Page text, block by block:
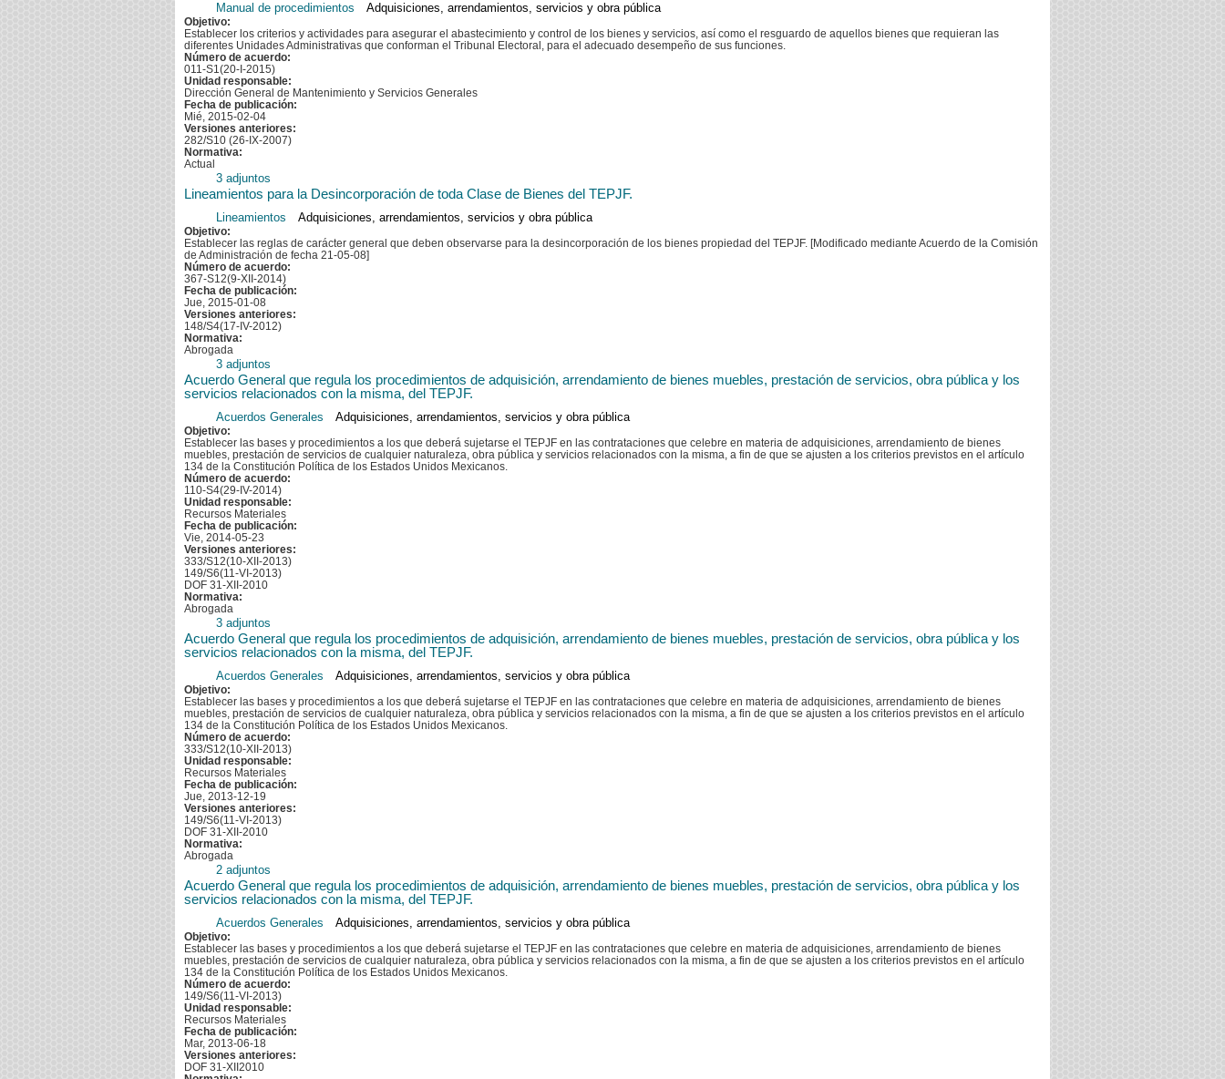
Manual de procedimientos Adquisiciones, arrendamientos, servicios y obra pública
Objetivo:
Establecer los criterios y actividades para asegurar el abastecimiento y control de los bienes y servicios, así como el resguardo de aquellos bienes que requieran las
diferentes Unidades Administrativas que conforman el Tribunal Electoral, para el adecuado desempeño de sus funciones.
Número de acuerdo:
011-S1(20-I-2015)
Unidad responsable:
Dirección General de Mantenimiento y Servicios Generales
Fecha de publicación:
Mié, 2015-02-04
Versiones anteriores:
282/S10 (26-IX-2007)
Normativa:
Actual
3 adjuntos
Lineamientos para la Desincorporación de toda Clase de Bienes del TEPJF.
Lineamientos Adquisiciones, arrendamientos, servicios y obra pública
Objetivo:
Establecer las reglas de carácter general que deben observarse para la desincorporación de los bienes propiedad del TEPJF. [Modificado mediante Acuerdo de la Comisión
de Administración de fecha 21-05-08]
Número de acuerdo:
367-S12(9-XII-2014)
Fecha de publicación:
Jue, 2015-01-08
Versiones anteriores:
148/S4(17-IV-2012)
Normativa:
Abrogada
3 adjuntos
Acuerdo General que regula los procedimientos de adquisición, arrendamiento de bienes muebles, prestación de servicios, obra pública y los
servicios relacionados con la misma, del TEPJF.
Acuerdos Generales Adquisiciones, arrendamientos, servicios y obra pública
Objetivo:
Establecer las bases y procedimientos a los que deberá sujetarse el TEPJF en las contrataciones que celebre en materia de adquisiciones, arrendamiento de bienes
muebles, prestación de servicios de cualquier naturaleza, obra pública y servicios relacionados con la misma, a fin de que se ajusten a los criterios previstos en el artículo
134 de la Constitución Política de los Estados Unidos Mexicanos.
Número de acuerdo:
110-S4(29-IV-2014)
Unidad responsable:
Recursos Materiales
Fecha de publicación:
Vie, 2014-05-23
Versiones anteriores:
333/S12(10-XII-2013)
149/S6(11-VI-2013)
DOF 31-XII-2010
Normativa:
Abrogada
3 adjuntos
Acuerdo General que regula los procedimientos de adquisición, arrendamiento de bienes muebles, prestación de servicios, obra pública y los
servicios relacionados con la misma, del TEPJF.
Acuerdos Generales Adquisiciones, arrendamientos, servicios y obra pública
Objetivo:
Establecer las bases y procedimientos a los que deberá sujetarse el TEPJF en las contrataciones que celebre en materia de adquisiciones, arrendamiento de bienes
muebles, prestación de servicios de cualquier naturaleza, obra pública y servicios relacionados con la misma, a fin de que se ajusten a los criterios previstos en el artículo
134 de la Constitución Política de los Estados Unidos Mexicanos.
Número de acuerdo:
333/S12(10-XII-2013)
Unidad responsable:
Recursos Materiales
Fecha de publicación:
Jue, 2013-12-19
Versiones anteriores:
149/S6(11-VI-2013)
DOF 31-XII-2010
Normativa:
Abrogada
2 adjuntos
Acuerdo General que regula los procedimientos de adquisición, arrendamiento de bienes muebles, prestación de servicios, obra pública y los
servicios relacionados con la misma, del TEPJF.
Acuerdos Generales Adquisiciones, arrendamientos, servicios y obra pública
Objetivo:
Establecer las bases y procedimientos a los que deberá sujetarse el TEPJF en las contrataciones que celebre en materia de adquisiciones, arrendamiento de bienes
muebles, prestación de servicios de cualquier naturaleza, obra pública y servicios relacionados con la misma, a fin de que se ajusten a los criterios previstos en el artículo
134 de la Constitución Política de los Estados Unidos Mexicanos.
Número de acuerdo:
149/S6(11-VI-2013)
Unidad responsable:
Recursos Materiales
Fecha de publicación:
Mar, 2013-06-18
Versiones anteriores:
DOF 31-XII2010